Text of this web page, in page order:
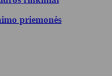
priemonės